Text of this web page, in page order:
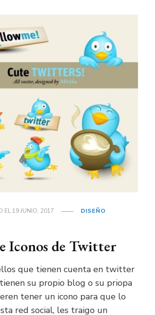
EL19 JUNIO, 2017 DISEÑO
Iconos de Twitter
que tienen cuenta en twitter
su propio blog o su priopa
tener un icono para que lo
red social, les traigo un